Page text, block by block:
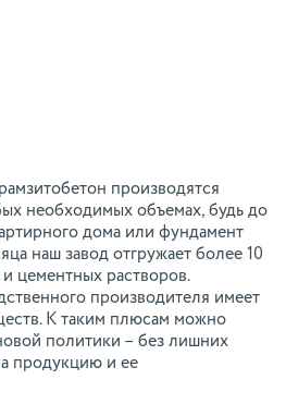
производятся
необходимых объемах, будь до
дома или фундамент
наш завод отгружает более 10
цементных растворов.
производителя имеет
К таким плюсам можно
политики – без лишних
продукцию и ее